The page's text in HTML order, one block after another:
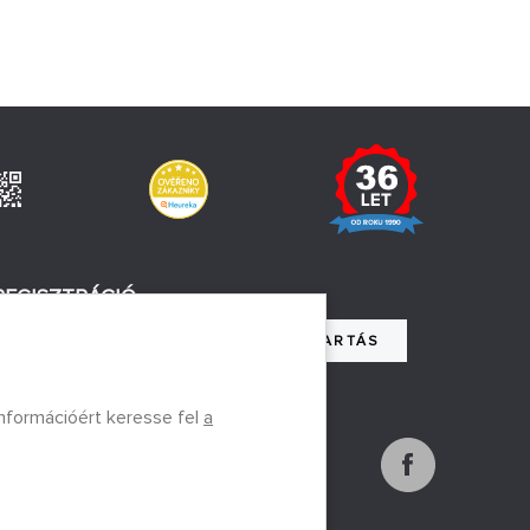
NYILVÁNTARTÁS
keresse fel a